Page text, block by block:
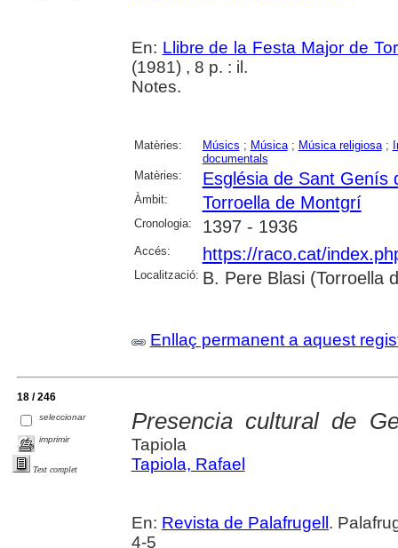
En: Llibre de la Festa Major de
(1981) , 8 p. : il.
Notes.
Matèries: Músics ; Música; Música religiosa;
documentals
Matèries:
Església de Sant Genís
Àmbit: Torroella de Montgrí
Cronologia: 1397 - 1936
Accés: https://raco.cat/
Localització: B. Pere Blasi (Torroella
Enllaç permanent a aquest
18 / 246
seleccionar
imprimir
Text complet
Presencia cultural de
Tapiola
Tapiola, Rafael
En: Revista de Palafrugell .
4-5